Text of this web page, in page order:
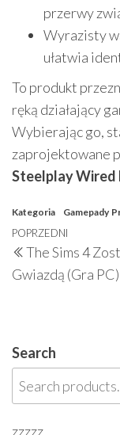
przerwy
Wyrazisty
ułatwia
To produkt
ręką działający
Wybierając go,
zaprojektowane
Steelplay Wired
Kategoria Gamepady
Nawigacja
wpisu
Poprzedni
wpis
POPRZEDNI
The Sims 4
Gwiazdą (Gra PC)
Search
zzzzz